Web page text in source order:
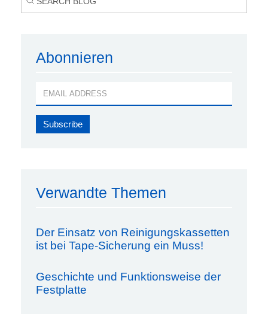
Abonnieren
Verwandte Themen
Der Einsatz von Reinigungskassetten
ist bei Tape-Sicherung ein Muss!
Geschichte und Funktionsweise der
Festplatte